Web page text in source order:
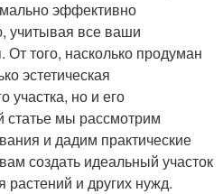
эффективно
учитывая все ваши
того, насколько продуман
эстетическая
участка, но и его
статье мы рассмотрим
и дадим практические
создать идеальный участок
и других нужд.